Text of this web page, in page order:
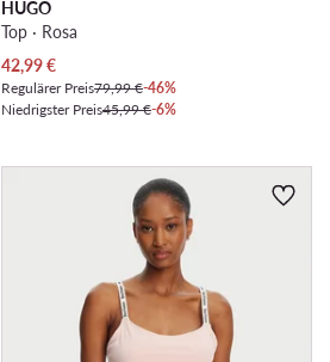
HUGO
Top · Rosa
Aktueller Preis
42,99€
Regulärer Preis79,99 €-46%
Niedrigster Preis45,99 €-6%